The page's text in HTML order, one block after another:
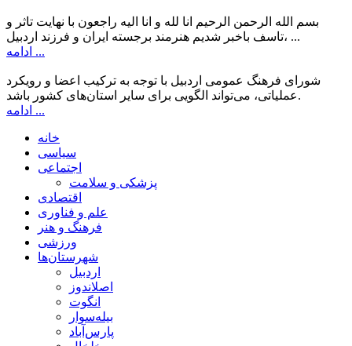
بسم الله الرحمن الرحیم انا لله و انا الیه راجعون با نهایت تاثر و
تاسف باخبر شدیم هنرمند برجسته ایران و فرزند اردبیل، ...
ادامه ...
شورای فرهنگ عمومی اردبیل با توجه به ترکیب اعضا و رویکرد
عملیاتی، می‌تواند الگویی برای سایر استان‌های کشور باشد.
ادامه ...
خانه
سیاسی
اجتماعی
پزشکی و سلامت
اقتصادی
علم و فناوری
فرهنگ و هنر
ورزشی
شهرستان‌ها
اردبیل
اصلاندوز
انگوت
بیله‌سوار
پارس‌آباد